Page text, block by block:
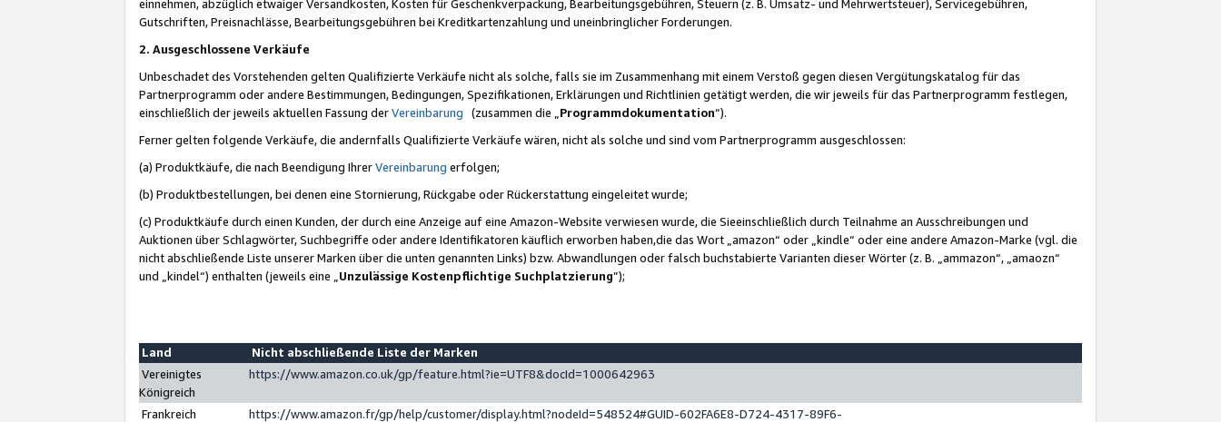
einnehmen, abzüglich etwaiger Versandkosten, Kosten für Geschenkverpackung, Bearbeitungsgebühren, Steuern (z. B. Umsatz- und Mehrwertsteuer), Servicegebühren,
Gutschriften, Preisnachlässe, Bearbeitungsgebühren bei Kreditkartenzahlung und uneinbringlicher Forderungen.
2. Ausgeschlossene Verkäufe
Unbeschadet des Vorstehenden gelten Qualifizierte Verkäufe nicht als solche, falls sie im Zusammenhang mit einem Verstoß gegen diesen Vergütungskatalog für das
Partnerprogramm oder andere Bestimmungen, Bedingungen, Spezifikationen, Erklärungen und Richtlinien getätigt werden, die wir jeweils für das Partnerprogramm festlegen,
einschließlich der jeweils aktuellen Fassung derVereinbarung (zusammen die „ Programmdokumentation“).
Ferner gelten folgende Verkäufe, die andernfalls Qualifizierte Verkäufe wären, nicht als solche und sind vom Partnerprogramm ausgeschlossen:
(a) Produktkäufe, die nach Beendigung IhrerVereinbarung erfolgen;
(b) Produktbestellungen, bei denen eine Stornierung, Rückgabe oder Rückerstattung eingeleitet wurde;
(c) Produktkäufe durch einen Kunden, der durch eine Anzeige auf eine Amazon-Website verwiesen wurde, die Sieeinschließlich durch Teilnahme an Ausschreibungen und
Auktionen über Schlagwörter, Suchbegriffe oder andere Identifikatoren käuflich erworben haben,die das Wort „amazon“ oder „kindle“ oder eine andere Amazon-Marke (vgl. die
nicht abschließende Liste unserer Marken über die unten genannten Links) bzw. Abwandlungen oder falsch buchstabierte Varianten dieser Wörter (z. B. „ammazon“, „amaozn“
und „kindel“) enthalten (jeweils eine „ Unzulässige Kostenpflichtige Suchplatzierung”);
Land
Nicht abschließende Liste der Marken
Vereinigtes
Königreich
https://www.amazon.co.uk/gp/feature.html?ie=UTF8&docId=1000642963
Frankreich
https://www.amazon.fr/gp/help/customer/display.html?nodeId=548524#GUID-602FA6E8-D724-4317-89F6-